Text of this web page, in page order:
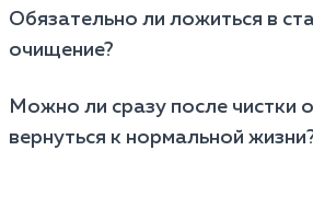
дней до недели. Срок зависит от
состояния организма, тяжести
Обязательно ли ложиться в
очищение?
риске осложнений. При легкой
возможно очищение на дому под
Можно ли сразу после чистки
вернуться к нормальной